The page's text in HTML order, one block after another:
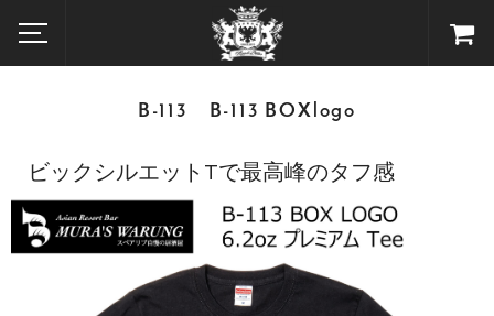
B-113 B-113 BOXlogo
ビックシルエットTで最高峰のタフ感